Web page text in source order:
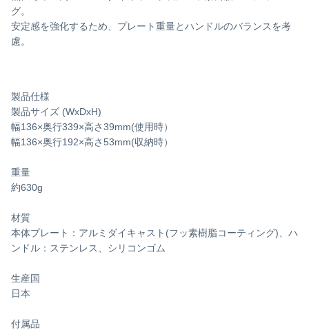
グ。
安定感を強化するため、プレート重量とハンドルのバランスを考
慮。
製品仕様
製品サイズ (WxDxH)
幅136×奥行339×高さ39mm(使用時）
幅136×奥行192×高さ53mm(収納時）
重量
約630g
材質
本体プレート：アルミダイキャスト(フッ素樹脂コーティング)、ハ
ンドル：ステンレス、シリコンゴム
生産国
日本
付属品